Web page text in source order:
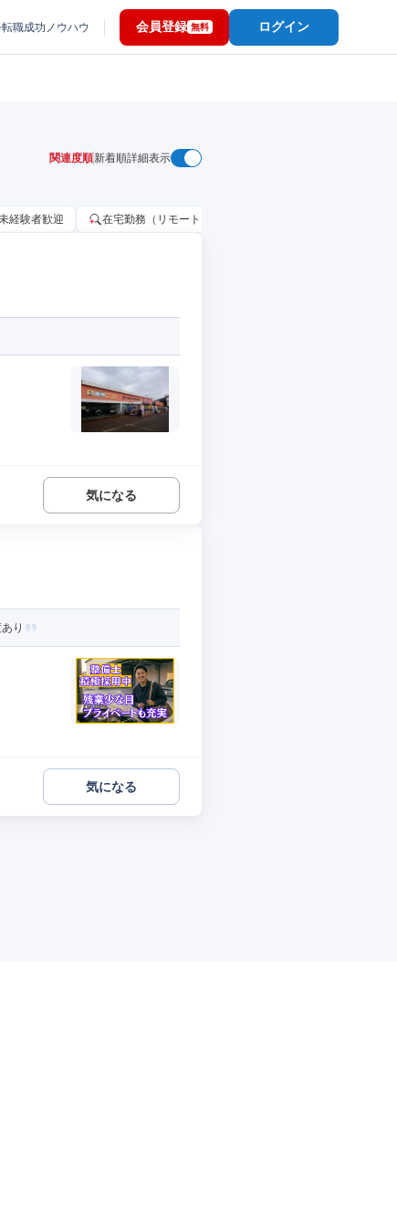
転職成功ノウハウ 会員登録 無料 ログイン
関連度順新着順詳細表示
経験者歓迎 在宅勤務（リモートワーク）OK
気になる
り
気になる